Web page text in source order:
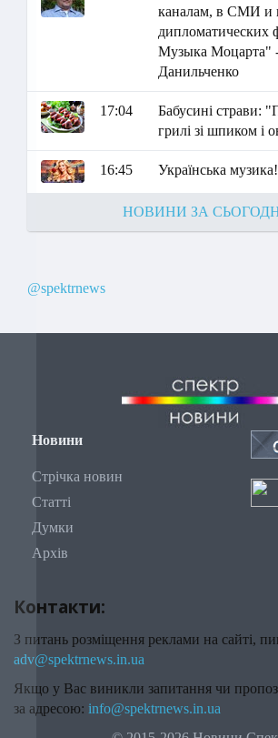
каналам, в СМИ и
дипломатических
Музыка Моцарта"
Данильченко
17:04
Бабусині страви:
грилі зі шпиком і
16:45 Українська музика!
НОВИНИ ЗА
@spektrnews
Новини
Стрічка новин
Статті
Думки
Архів
Контакти:
З питань розміщення реклами на сайті,
adv@spektrnews.in.ua
Якщо у Вас виникли запитання чи
за адресою: info@spektrnews.in.ua